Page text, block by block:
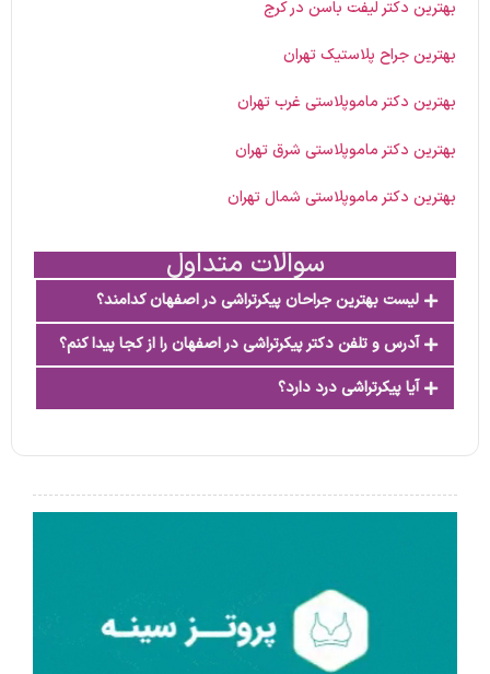
بهترین دکتر لیفت باسن در کرج
بهترین جراح پلاستیک تهران
بهترین دکتر ماموپلاستی غرب تهران
بهترین دکتر ماموپلاستی شرق تهران
بهترین دکتر ماموپلاستی شمال تهران
سوالات متداول
لیست بهترین جراحان پیکرتراشی در اصفهان کدامند؟
آدرس و تلفن دکتر پیکرتراشی در اصفهان را از کجا پیدا کنم؟
آیا پیکرتراشی درد دارد؟